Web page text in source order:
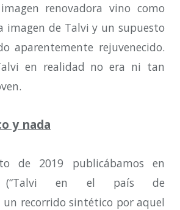
renovadora vino como
imagen de Talvi y un supuesto
aparentemente rejuvenecido.
en realidad no era ni tan
y nada
de 2019 publicábamos en
(“Talvi en el país de
un recorrido sintético por aquel